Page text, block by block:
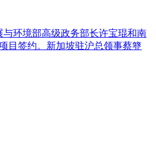
环境部高级政务部长许宝琨和南
目签约。新加坡驻沪总领事蔡簦